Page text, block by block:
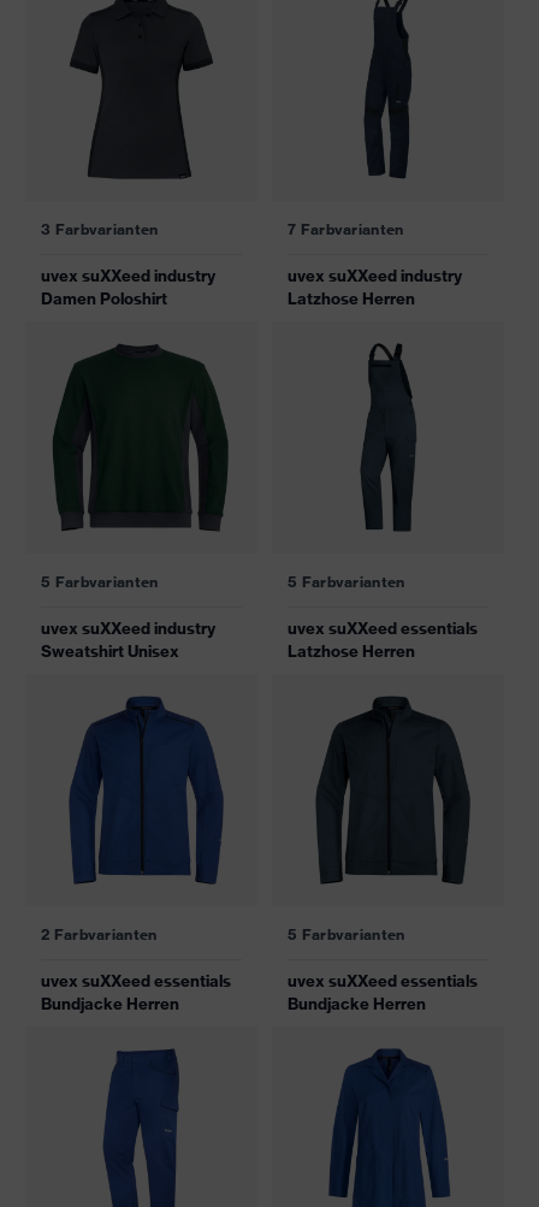
3 Farbvarianten
uvex suXXeed industry
Damen Poloshirt
7 Farbvarianten
uvex suXXeed industry
Latzhose Herren
5 Farbvarianten
uvex suXXeed industry
Sweatshirt Unisex
5 Farbvarianten
uvex suXXeed essentials
Latzhose Herren
2 Farbvarianten
uvex suXXeed essentials
Bundjacke Herren
5 Farbvarianten
uvex suXXeed essentials
Bundjacke Herren